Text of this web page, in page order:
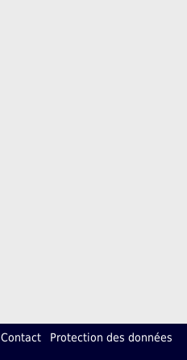
Contact Protection des données